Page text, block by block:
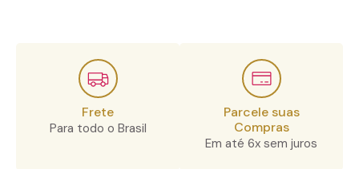
Frete
Para todo o Brasil
Parcele suas
Compras
Em até 6x sem juros